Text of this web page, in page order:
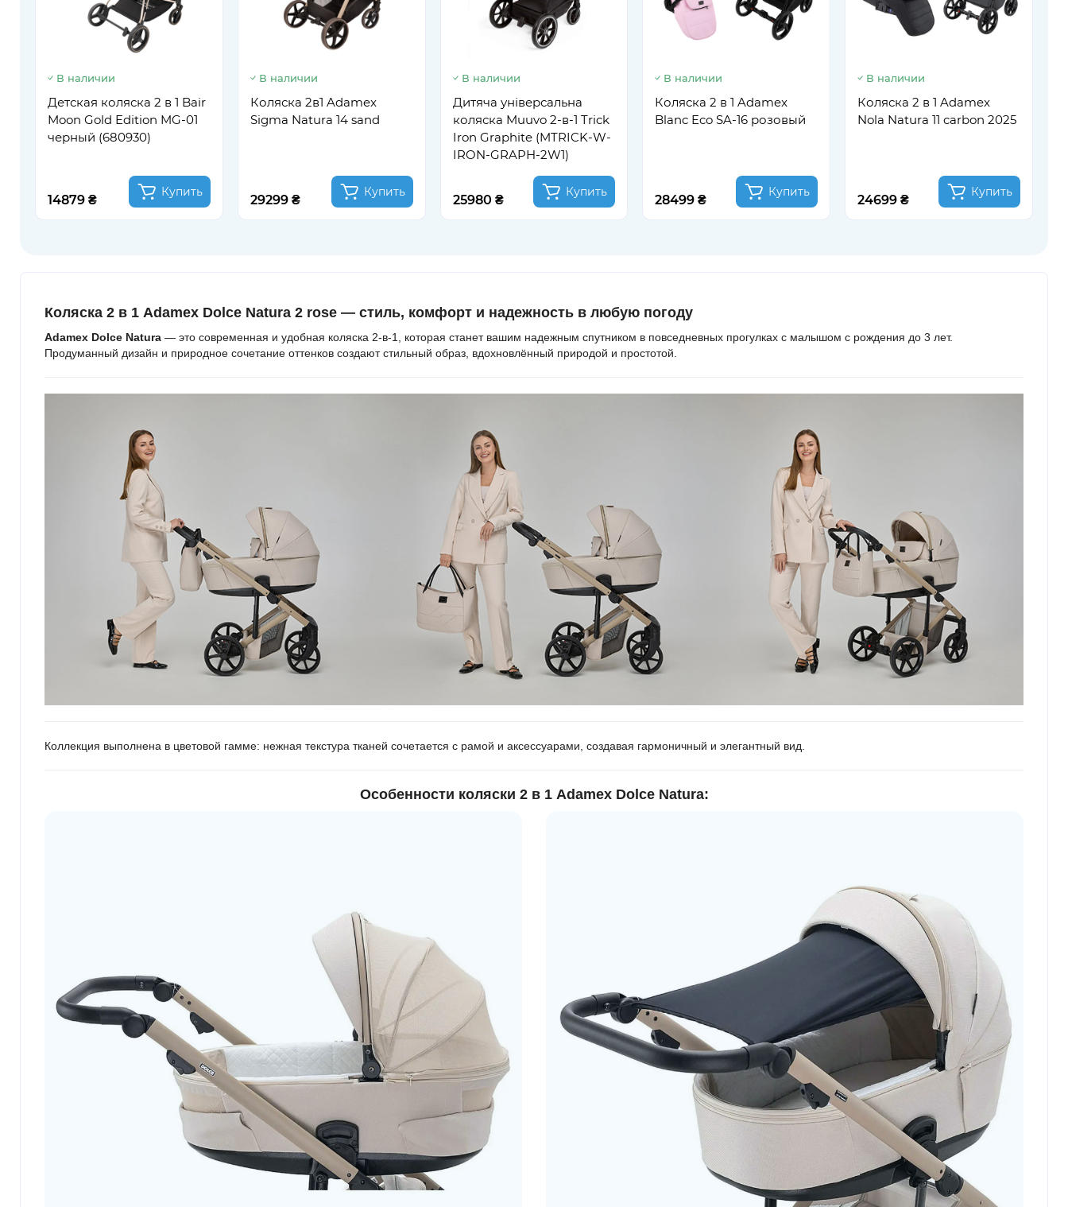
В наличии
Детская коляска 2 в 1 Bair
Moon Gold Edition MG-01
черный (680930)
14879 ₴
Купить
В наличии
Коляска 2в1 Adamex
Sigma Natura 14 sand
29299 ₴
Купить
В наличии
Дитяча універсальна
коляска Muuvo 2-в-1 Trick
Iron Graphite (MTRICK-W-
IRON-GRAPH-2W1)
25980 ₴
Купить
В наличии
Коляска 2 в 1 Adamex
Blanc Eco SA-16 розовый
28499 ₴
Купить
В наличии
Коляска 2 в 1 Adamex
Nola Natura 11 carbon 2025
24699 ₴
Купить
Коляска 2 в 1 Adamex Dolce Natura 2 rose — стиль, комфорт и надежность в любую погоду
Adamex Dolce Natura — это современная и удобная коляска 2-в-1, которая станет вашим надежным спутником в повседневных прогулках с малышом с рождения до 3 лет.
Продуманный дизайн и природное сочетание оттенков создают стильный образ, вдохновлённый природой и простотой.
Коллекция выполнена в цветовой гамме: нежная текстура тканей сочетается с рамой и аксессуарами, создавая гармоничный и элегантный вид.
Особенности коляски 2 в 1 Adamex Dolce Natura: